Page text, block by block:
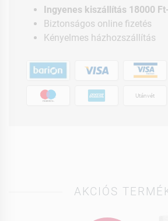
Ingyenes kiszállítás 18000
Biztonságos online fizetés
Kényelmes házhozszállítás
Utánvét
AKCIÓS